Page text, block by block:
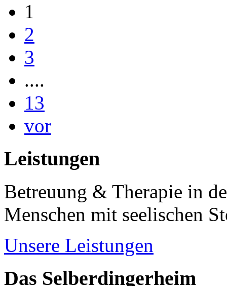
1
2
3
....
13
vor
Leistungen
Betreuung & Therapie in
Menschen mit seelischen
Unsere Leistungen
Das Selberdingerheim